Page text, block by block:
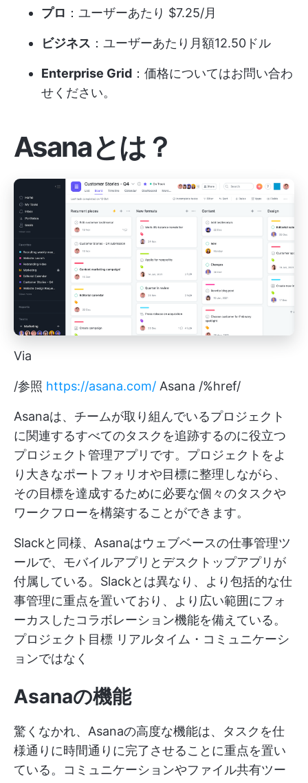
プロ ：ユーザーあたり $7.25/月
ビジネス ：ユーザーあたり月額12.50ドル
Enterprise Grid ：価格についてはお問い合わ
せください。
Asanaとは？
Via
/参照 https://asana.com/ Asana /%href/
Asanaは、チームが取り組んでいるプロジェクト
に関連するすべてのタスクを追跡するのに役立つ
プロジェクト管理アプリです。プロジェクトをよ
り大きなポートフォリオや目標に整理しながら、
その目標を達成するために必要な個々のタスクや
ワークフローを構築することができます。
Slackと同様、Asanaはウェブベースの仕事管理ツ
ールで、モバイルアプリとデスクトップアプリが
付属している。Slackとは異なり、より包括的な仕
事管理に重点を置いており、より広い範囲にフォ
ーカスしたコラボレーション機能を備えている。
プロジェクト目標 リアルタイム・コミュニケーシ
ョンではなく
Asanaの機能
驚くなかれ、Asanaの高度な機能は、タスクを仕
様通りに時間通りに完了させることに重点を置い
ている。コミュニケーションやファイル共有ツー